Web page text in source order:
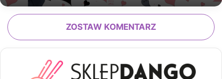
ZOSTAW KOMENTARZ